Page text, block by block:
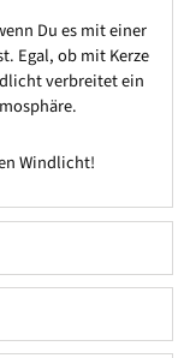
Du es mit einer
Egal, ob mit Kerze
verbreitet ein
Windlicht!